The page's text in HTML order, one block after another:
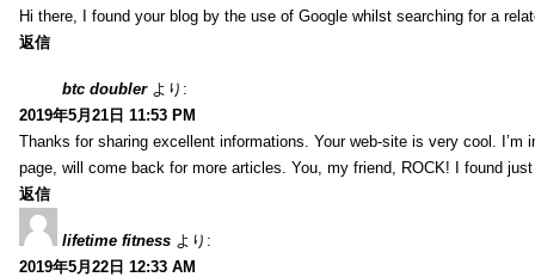
Hi there, I found your blog by the use of Google whilst searching for a
返信
btc doubler より:
2019年5月21日 11:53 PM
Thanks for sharing excellent informations. Your web-site is very cool.
page, will come back for more articles. You, my friend, ROCK! I found
返信
lifetime fitness より:
2019年5月22日 12:33 AM